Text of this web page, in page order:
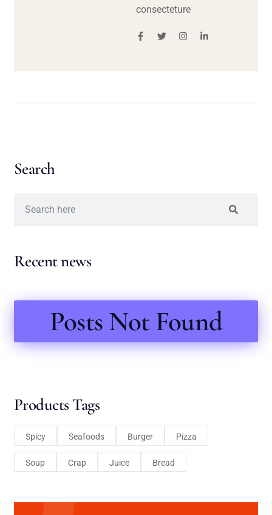
consecteture
Search
Recent news
Posts Not Found
Products Tags
Spicy Seafoods Burger Pizza
Soup Crap Juice Bread